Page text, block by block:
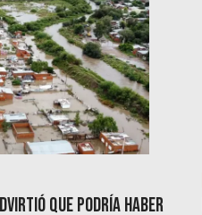
que podría haber